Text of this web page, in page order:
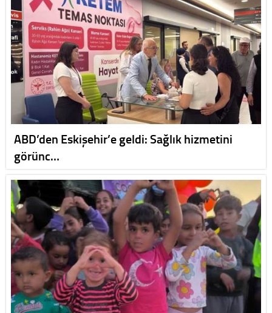
ABD’den Eskişehir’e geldi: Sağlık hizmetini
görünc…